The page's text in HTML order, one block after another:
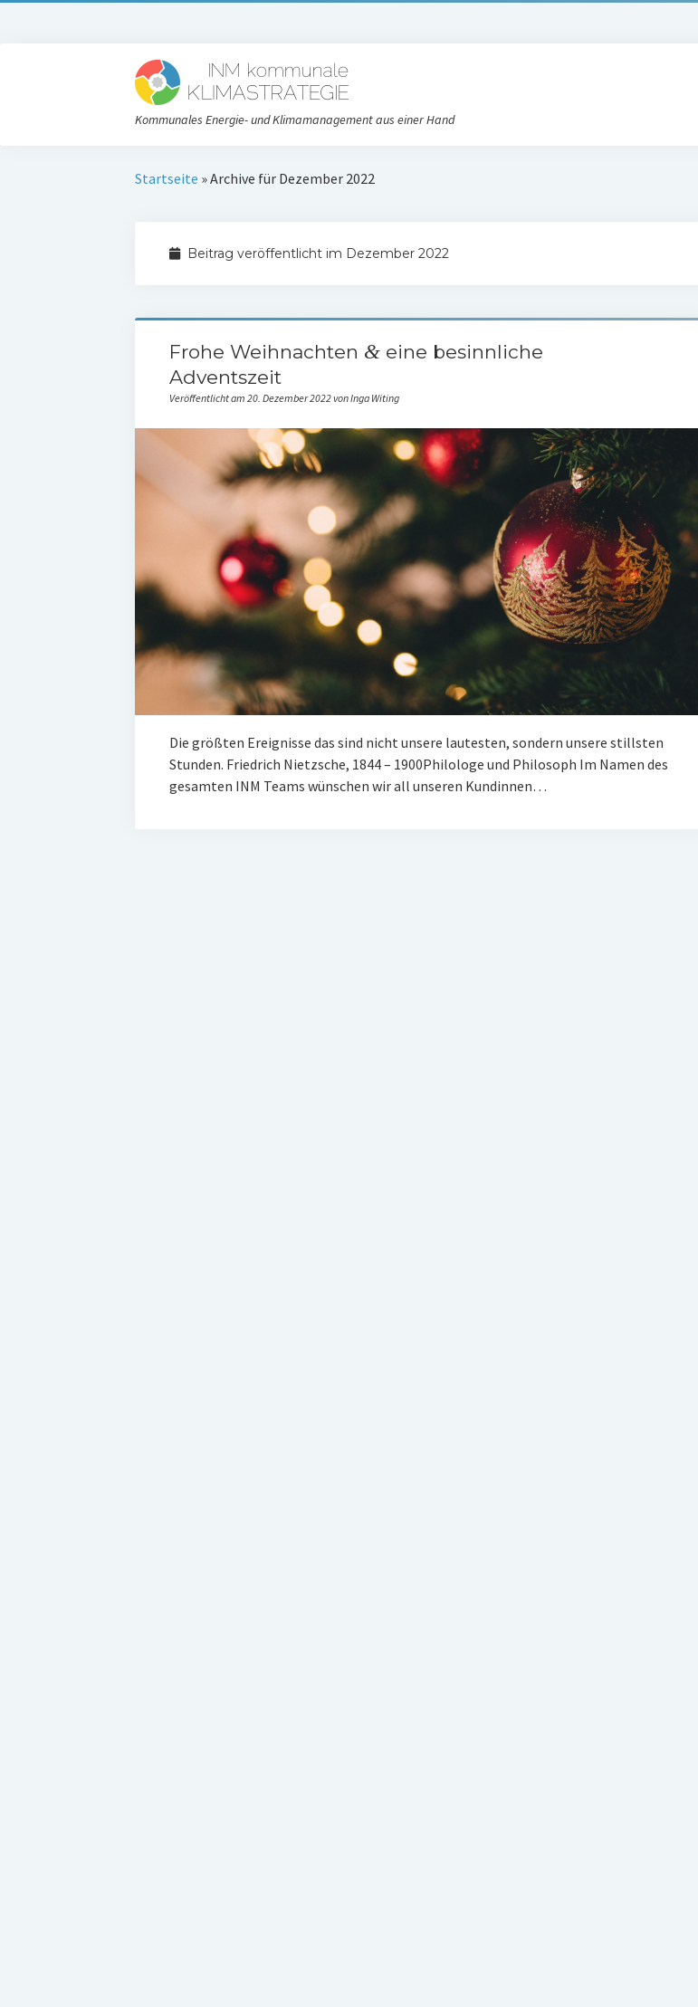
Kommunales Energie- und Klimamanagement aus einer Hand
Startseite »Archive für Dezember 2022
Beitrag veröffentlicht im Dezember 2022
Frohe Weihnachten &eine besinnliche
Adventszeit
Veröffentlicht am 20. Dezember 2022 von Inga Witing
Die größ­ten Ereig­nis­se das sind nicht unse­re lau­tes­ten, son­dern unse­re stills­ten
Stunden. Fried­rich Nietz­sche, 1844 – 1900Phi­lo­lo­ge und Philosoph Im Namen des
gesam­ten INM Teams wün­schen wir all unse­ren Kun­din­nen…